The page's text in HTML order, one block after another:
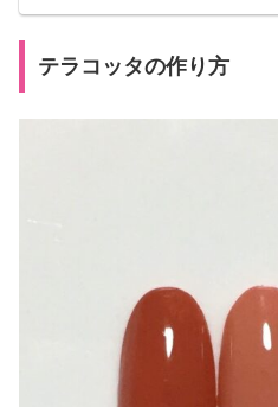
テラコッタの作り方